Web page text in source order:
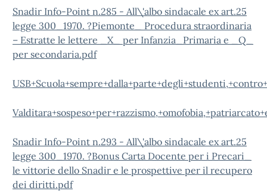
Snadir Info-Point n.285 - All\'albo sindacale ex art.25
legge 300_1970. ?Piemonte_ Procedura straordinaria
– Estratte le lettere _X_ per Infanzia_Primaria e _Q_
per secondaria.pdf
Snadir Info-Point n.293 - All\'albo sindacale ex art.25
legge 300_1970. ?Bonus Carta Docente per i Precari_
le vittorie dello Snadir e le prospettive per il recupero
dei diritti.pdf